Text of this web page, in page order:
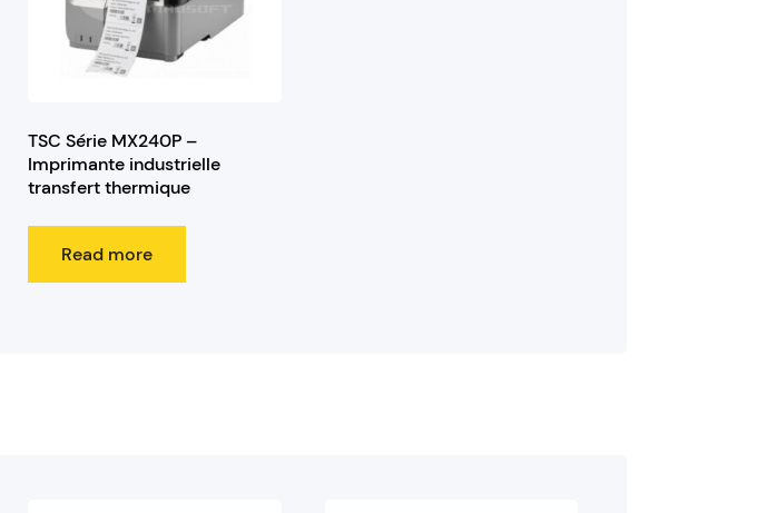
TSC Série MX240P –
Imprimante industrielle
transfert thermique
Read more